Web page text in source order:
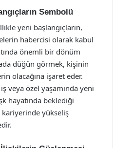
Sembolü
yeni başlangıçların,
habercisi olarak kabul
önemli bir dönüm
düğün görmek, kişinin
olacağına işaret eder.
veya özel yaşamında yeni
hayatında beklediği
yükseliş